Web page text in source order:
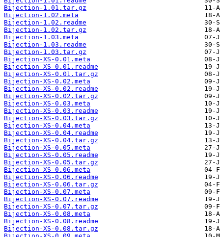
Bijection-1.01.tar.gz
Bijection-1.02.meta
Bijection-1.02.readme
Bijection-1.02.tar.gz
Bijection-1.03.meta
Bijection-1.03.readme
Bijection-1.03.tar.gz
Bijection-XS-0.01.meta
Bijection-XS-0.01.readme
Bijection-XS-0.01.tar.gz
Bijection-XS-0.02.meta
Bijection-XS-0.02.readme
Bijection-XS-0.02.tar.gz
Bijection-XS-0.03.meta
Bijection-XS-0.03.readme
Bijection-XS-0.03.tar.gz
Bijection-XS-0.04.meta
Bijection-XS-0.04.readme
Bijection-XS-0.04.tar.gz
Bijection-XS-0.05.meta
Bijection-XS-0.05.readme
Bijection-XS-0.05.tar.gz
Bijection-XS-0.06.meta
Bijection-XS-0.06.readme
Bijection-XS-0.06.tar.gz
Bijection-XS-0.07.meta
Bijection-XS-0.07.readme
Bijection-XS-0.07.tar.gz
Bijection-XS-0.08.meta
Bijection-XS-0.08.readme
Bijection-XS-0.08.tar.gz